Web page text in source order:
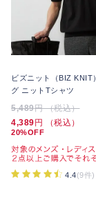
ビズニット（BIZ KNIT
グ ニットTシャツ
5,489円 （税込）
4,389円 （税込）
20%OFF
4.4(9件)